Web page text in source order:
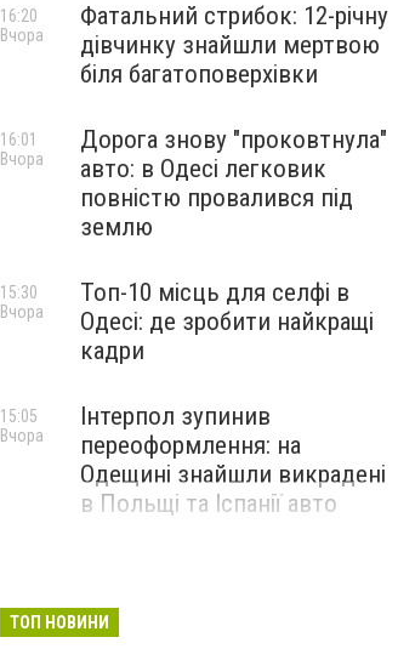
Фатальний стрибок: 12-річну
дівчинку знайшли мертвою
біля багатоповерхівки
16:20
Вчора
Дорога знову "проковтнула"
авто: в Одесі легковик
повністю провалився під
землю
16:01
Вчора
Топ-10 місць для селфі в
Одесі: де зробити найкращі
кадри
15:30
Вчора
Інтерпол зупинив
переоформлення: на
Одещині знайшли викрадені
в Польщі та Іспанії авто
15:05
Вчора
ТОП НОВИНИ